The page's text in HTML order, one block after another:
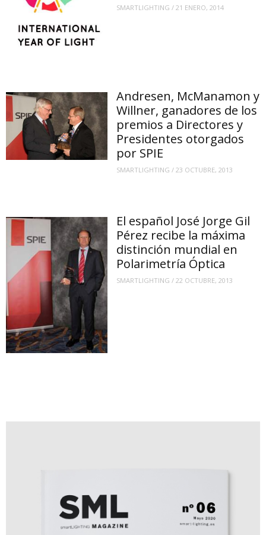
SMARTLIGHTING / 21 ENERO, 2014
Andresen, McManamon y
Willner, ganadores de los
premios a Directores y
Presidentes otorgados
por SPIE
SMARTLIGHTING / 23 OCTUBRE, 2013
El español José Jorge Gil
Pérez recibe la máxima
distinción mundial en
Polarimetría Óptica
SMARTLIGHTING /22 OCTUBRE, 2013